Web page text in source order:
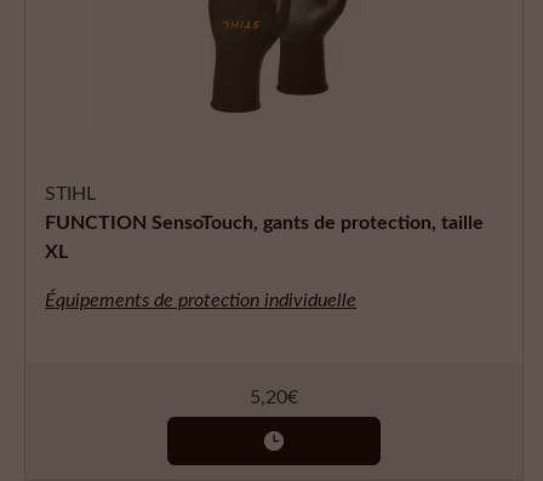
STIHL
FUNCTION SensoTouch, gants de protection, taille
XL
Équipements de protection individuelle
5,20€